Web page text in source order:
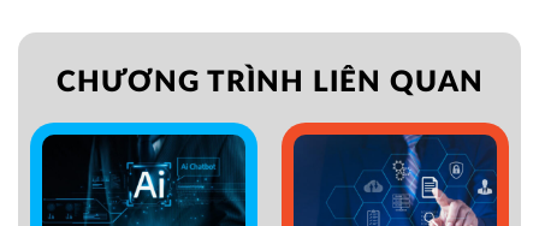
CHƯƠNG TRÌNH LIÊN QUAN